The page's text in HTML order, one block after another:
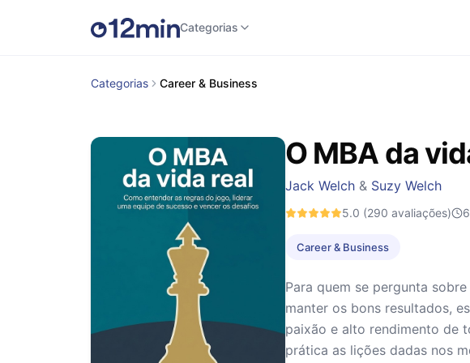
Categorias
Categorias Career & Business
O MBA da
Jack Welch & Suzy Welch
5.0 (290 avaliações) 6
Career & Business
Para quem se pergunta
manter os bons resultados,
paixão e alto rendimento de
prática as lições dadas nos